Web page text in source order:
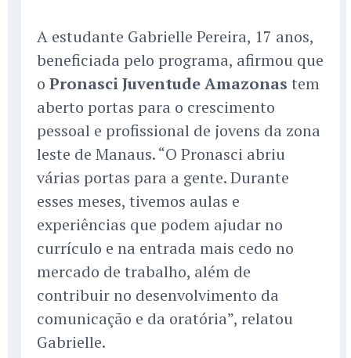
A estudante Gabrielle Pereira, 17 anos,
beneficiada pelo programa, afirmou que
o Pronasci Juventude Amazonas tem
aberto portas para o crescimento
pessoal e profissional de jovens da zona
leste de Manaus. “O Pronasci abriu
várias portas para a gente. Durante
esses meses, tivemos aulas e
experiências que podem ajudar no
currículo e na entrada mais cedo no
mercado de trabalho, além de
contribuir no desenvolvimento da
comunicação e da oratória”, relatou
Gabrielle.